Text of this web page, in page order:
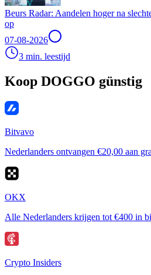
Beurs Radar: Aandelen hoger na
op
07-08-2026
3 min. leestijd
Koop DOGGO günstig
Bitvavo
Nederlanders ontvangen €20,00 aan
OKX
Alle Nederlanders krijgen tot €400 in
Crypto Insiders